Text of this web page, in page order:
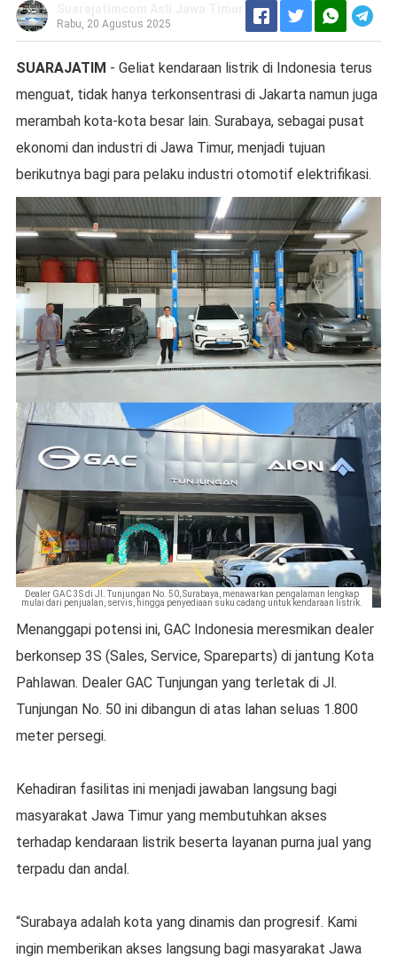
Rabu, 20 Agustus 2025
SUARAJATIM - Geliat kendaraan listrik di Indonesia terus
menguat, tidak hanya terkonsentrasi di Jakarta namun juga
merambah kota-kota besar lain. Surabaya, sebagai pusat
ekonomi dan industri di Jawa Timur, menjadi tujuan
berikutnya bagi para pelaku industri otomotif elektrifikasi.
Dealer GAC 3S di Jl. Tunjungan No. 50, Surabaya, menawarkan pengalaman lengkap
mulai dari penjualan, servis, hingga penyediaan suku cadang untuk kendaraan listrik.
Menanggapi potensi ini, GAC Indonesia meresmikan dealer
berkonsep 3S (Sales, Service, Spareparts) di jantung Kota
Pahlawan. Dealer GAC Tunjungan yang terletak di Jl.
Tunjungan No. 50 ini dibangun di atas lahan seluas 1.800
meter persegi.
Kehadiran fasilitas ini menjadi jawaban langsung bagi
masyarakat Jawa Timur yang membutuhkan akses
terhadap kendaraan listrik beserta layanan purna jual yang
terpadu dan andal.
“Surabaya adalah kota yang dinamis dan progresif. Kami
ingin memberikan akses langsung bagi masyarakat Jawa